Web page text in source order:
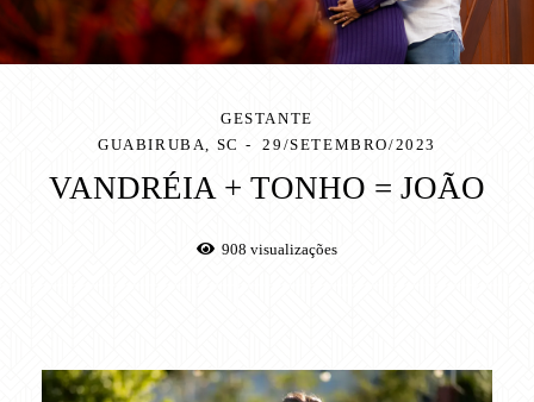
GESTANTE
GUABIRUBA, SC
29/SETEMBRO/2023
VANDRÉIA + TONHO = JOÃO
908 visualizações